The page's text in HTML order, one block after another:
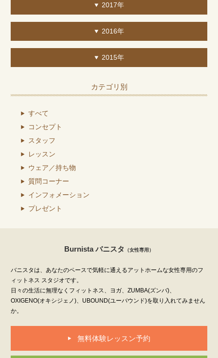
2017年
2016年
2015年
カテゴリ別
すべて
コンセプト
スタッフ
レッスン
ウェア／持ち物
質問コーナー
インフォメーション
プレゼント
Burnista バニスタ （女性専用）
バニスタは、あなたのペースで気軽に通えるアットホームな女性専用のフ
ィットネス スタジオです。
日々の生活に無理なくフィットネス、ヨガ、ZUMBA(ズンバ)、
OXIGENO(オキシジェノ)、UBOUND(ユーバウンド)を取り入れてみません
か。
無料体験レッスン予約